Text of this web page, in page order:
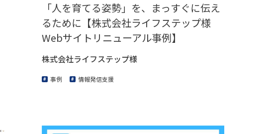
「人を育てる姿勢」を、まっすぐに伝え
るために【株式会社ライフステップ様
Webサイトリニューアル事例】
株式会社ライフステップ様
事例 情報発信支援